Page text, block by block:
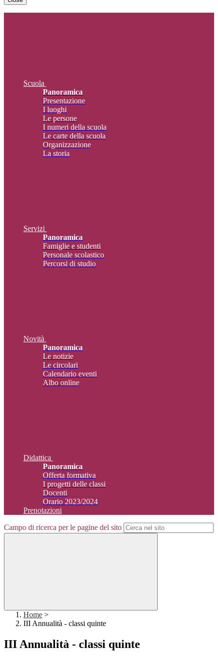
Scuola
Panoramica
Presentazione
I luoghi
Le persone
I numeri della scuola
Le carte della scuola
Organizzazione
La storia
Servizi
Panoramica
Famiglie e studenti
Personale scolastico
Percorsi di studio
Novità
Panoramica
Le notizie
Le circolari
Calendario eventi
Albo online
Didattica
Panoramica
Offerta formativa
I progetti delle classi
Docenti
Orario 2023/2024
Prenotazioni
Campo di ricerca per le pagine del sito
Home >
III Annualità - classi quinte
III Annualità - classi quinte